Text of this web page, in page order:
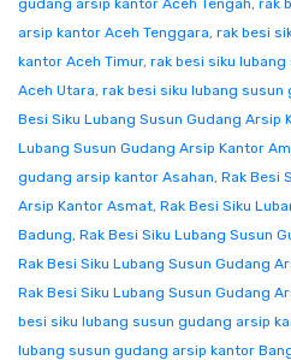
gudang arsip kantor Aceh Tengah, rak
arsip kantor Aceh Tenggara, rak besi
kantor Aceh Timur, rak besi siku
Aceh Utara, rak besi siku lubang
Besi Siku Lubang Susun Gudang Arsip
Lubang Susun Gudang Arsip Kantor
gudang arsip kantor Asahan, Rak Besi
Arsip Kantor Asmat, Rak Besi Siku
Badung, Rak Besi Siku Lubang Susun
Rak Besi Siku Lubang Susun Gudang
Rak Besi Siku Lubang Susun Gudang
besi siku lubang susun gudang arsip
lubang susun gudang arsip kantor